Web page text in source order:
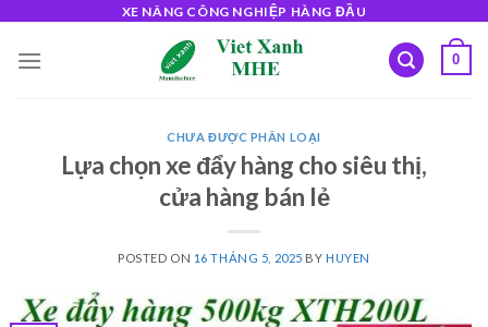
content
XE NÂNG CÔNG NGHIỆP HÀNG ĐẦU
0
CHƯA ĐƯỢC PHÂN LOẠI
Lựa chọn xe đẩy hàng cho siêu thị,
cửa hàng bán lẻ
POSTED ON 16 THÁNG 5, 2025 BY HUYEN